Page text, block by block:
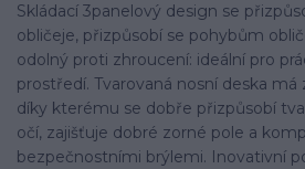
Skládací 3panelový design se
obličeje, přizpůsobí se pohybům
odolný proti zhroucení: ideální pro
prostředí. Tvarovaná nosní deska má
díky kterému se dobře přizpůsobí
očí, zajišťuje dobré zorné pole a
bezpečnostními brýlemi. Inovativní